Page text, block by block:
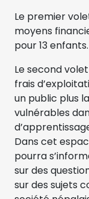
Le premier
moyens
pour 13 enfants.
Le second
frais
un public plus
vulnérables
Dans cet
pourra
sur des
sur des sujets